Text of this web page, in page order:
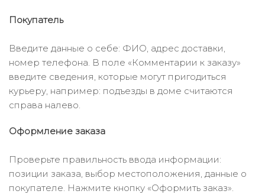
Покупатель
Введите данные о себе: ФИО, адрес доставки,
номер телефона. В поле «Комментарии к заказу»
введите сведения, которые могут пригодиться
курьеру, например: подъезды в доме считаются
справа налево.
Оформление заказа
Проверьте правильность ввода информации:
позиции заказа, выбор местоположения, данные о
покупателе. Нажмите кнопку «Оформить заказ».